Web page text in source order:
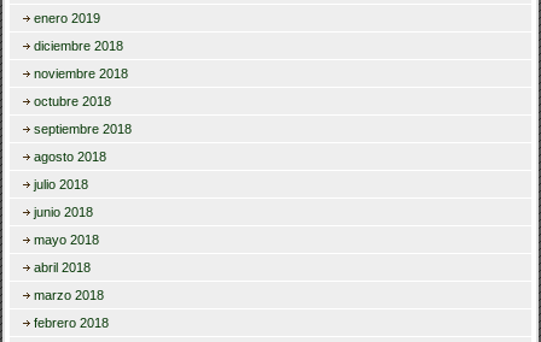
enero 2019
diciembre 2018
noviembre 2018
octubre 2018
septiembre 2018
agosto 2018
julio 2018
junio 2018
mayo 2018
abril 2018
marzo 2018
febrero 2018